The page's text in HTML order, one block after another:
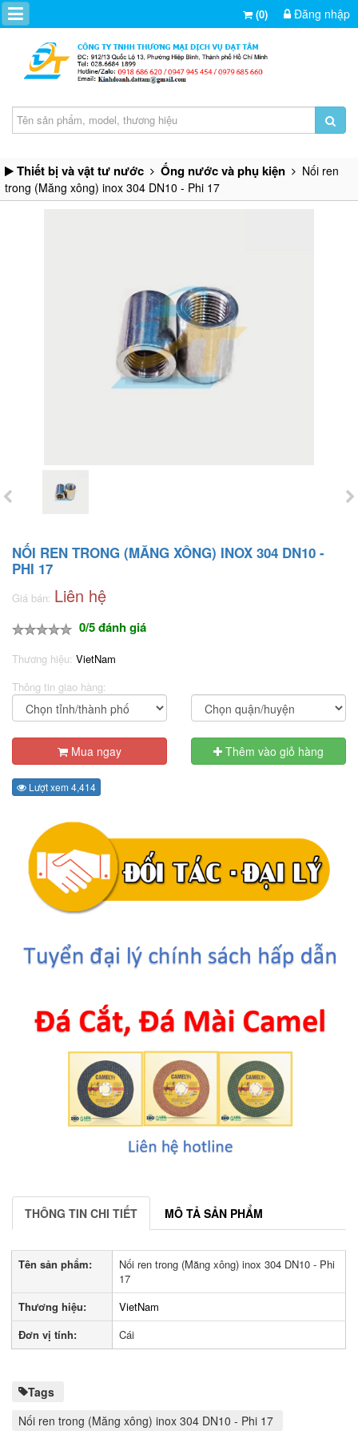
(0) Đăng nhập
Thiết bị và vật tư nước Ống nước và phụ kiện
Nối ren
trong (Măng xông) inox 304 DN10 - Phi 17
NỐI REN TRONG (MĂNG XÔNG) INOX 304 DN10 -
PHI 17
Giá bán: Liên hệ
0/5 đánh giá
Thương hiệu: VietNam
Thông tin giao hàng:
Mua ngay Thêm vào giỏ hàng
Lượt xem 4,414
THÔNG TIN CHI TIẾT MÔ TẢ SẢN PHẨM
Tên sản phẩm:
Nối ren trong (Măng xông) inox 304 DN10 - Phi
17
Thương hiệu:
VietNam
Đơn vị tính:
Cái
Tags
Nối ren trong (Măng xông) inox 304 DN10 - Phi 17